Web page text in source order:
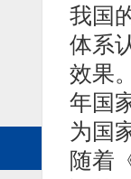
我国
体系
效果
年国
为国
随着